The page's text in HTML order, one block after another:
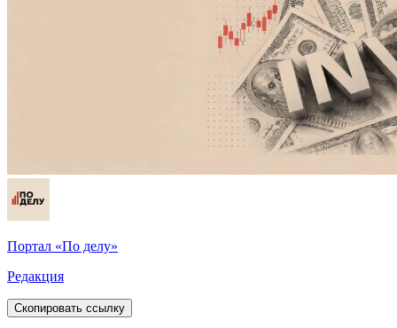
Портал «По делу»
Редакция
Скопировать ссылку